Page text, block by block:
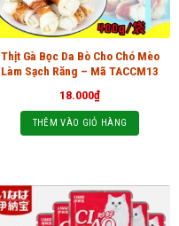
Thịt Gà Bọc Da Bò Cho Chó Mèo
Làm Sạch Răng – Mã TACCM13
18.000₫
THÊM VÀO GIỎ HÀNG